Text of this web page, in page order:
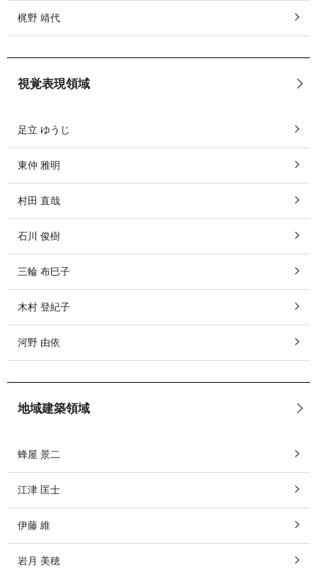
梶野 靖代
視覚表現領域
足立 ゆうじ
東仲 雅明
村田 直哉
石川 俊樹
三輪 布巳子
木村 登紀子
河野 由依
地域建築領域
蜂屋 景二
江津 匡士
伊藤 維
岩月 美穂